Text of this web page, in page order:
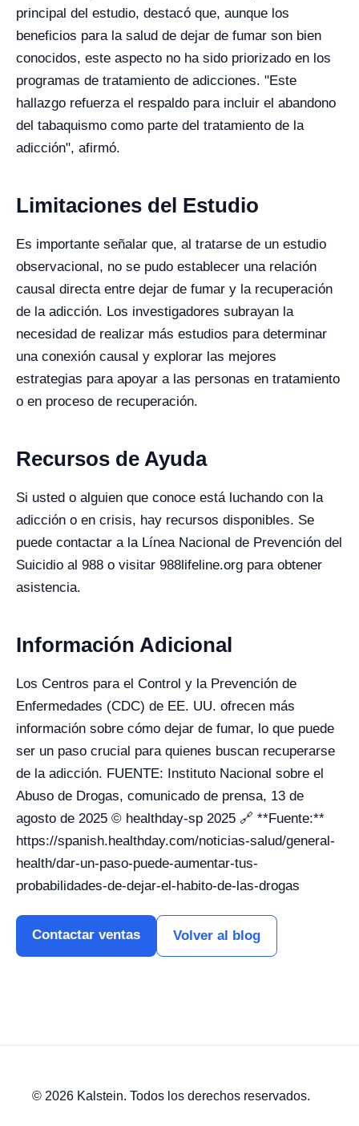
principal del estudio, destacó que, aunque los
beneficios para la salud de dejar de fumar son bien
conocidos, este aspecto no ha sido priorizado en los
programas de tratamiento de adicciones. "Este
hallazgo refuerza el respaldo para incluir el abandono
del tabaquismo como parte del tratamiento de la
adicción", afirmó.
Limitaciones del Estudio
Es importante señalar que, al tratarse de un estudio
observacional, no se pudo establecer una relación
causal directa entre dejar de fumar y la recuperación
de la adicción. Los investigadores subrayan la
necesidad de realizar más estudios para determinar
una conexión causal y explorar las mejores
estrategias para apoyar a las personas en tratamiento
o en proceso de recuperación.
Recursos de Ayuda
Si usted o alguien que conoce está luchando con la
adicción o en crisis, hay recursos disponibles. Se
puede contactar a la Línea Nacional de Prevención del
Suicidio al 988 o visitar 988lifeline.org para obtener
asistencia.
Información Adicional
Los Centros para el Control y la Prevención de
Enfermedades (CDC) de EE. UU. ofrecen más
información sobre cómo dejar de fumar, lo que puede
ser un paso crucial para quienes buscan recuperarse
de la adicción. FUENTE: Instituto Nacional sobre el
Abuso de Drogas, comunicado de prensa, 13 de
agosto de 2025 © healthday-sp 2025 🔗 **Fuente:**
https://spanish.healthday.com/noticias-salud/general-
health/dar-un-paso-puede-aumentar-tus-
probabilidades-de-dejar-el-habito-de-las-drogas
Contactar ventas Volver al blog
© 2026 Kalstein. Todos los derechos reservados.